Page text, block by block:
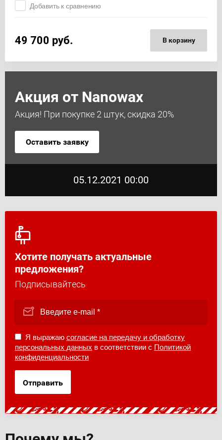
Акция от Nanowax
Акция! При покупке 2 штук, скидка 20%
Оставить заявку
05.12.2021 00:00
Хотите получать актуальные
предложения?
Подписывайтесь
Я выражаю согласие на передачу и обработку
персональных данных в соответствии с Политикой
конфиденциальности
Отправить
Добавить к сравнению
49 700 руб. В корзину